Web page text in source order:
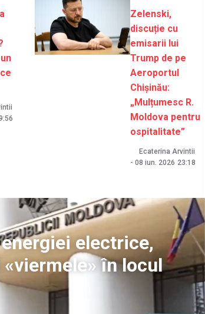
Zelenski,
discuție cu
emisarii lui
Trump de pe
Aeroportul
Chișinău:
„Mulțumesc R.
Moldova pentru
ospitalitate”
Ecaterina Arvintii
- 08 iun. 2026 23:18
electrice,
în locul